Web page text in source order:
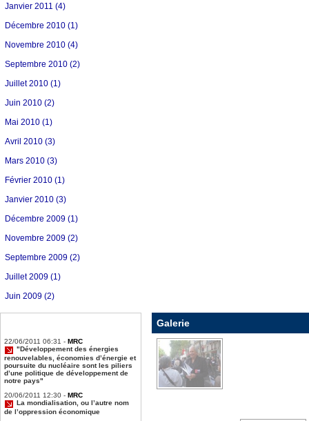
Janvier 2011 (4)
Décembre 2010 (1)
Novembre 2010 (4)
Septembre 2010 (2)
Juillet 2010 (1)
Juin 2010 (2)
Mai 2010 (1)
Avril 2010 (3)
Mars 2010 (3)
Février 2010 (1)
Janvier 2010 (3)
Décembre 2009 (1)
Novembre 2009 (2)
Septembre 2009 (2)
Juillet 2009 (1)
Juin 2009 (2)
22/06/2011 06:31 - MRC
"Développement des énergies
renouvelables, économies d’énergie et
poursuite du nucléaire sont les piliers
d’une politique de développement de
notre pays"
20/06/2011 12:30 - MRC
La mondialisation, ou l’autre nom
de l’oppression économique
Galerie